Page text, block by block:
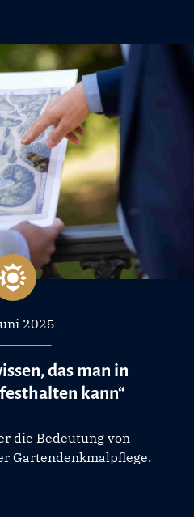
2025
das man in
kann“
die Bedeutung von
Gartendenkmalpflege.